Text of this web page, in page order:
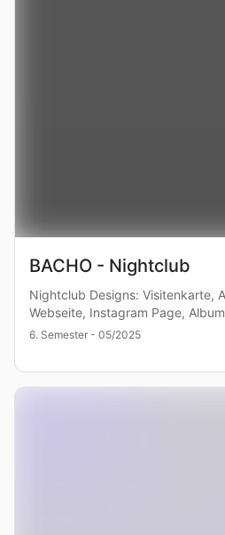
BACHO - Nightclub
Nightclub Designs: Visitenkarte,
Webseite, Instagram Page,
6. Semester - 05/2025